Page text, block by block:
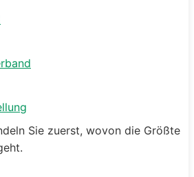
Sie zuerst, wovon die Größte